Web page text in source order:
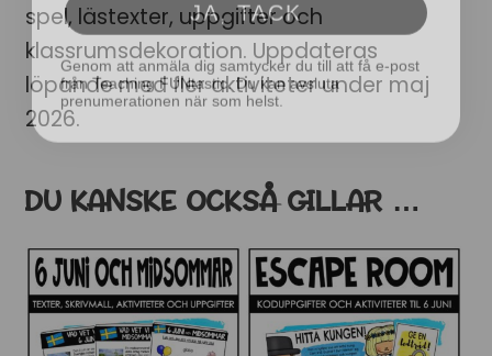
spel, lästexter, uppgifter och
klassrumsdekoration. Uppdateras
löpande med fler aktiviteter under maj
2026.
DU KANSKE OCKSÅ GILLAR …
Genom att anmäla dig samtycker du till att få e-post
från Teaching FUNtastic. Du kan avsluta
prenumerationen när som helst.